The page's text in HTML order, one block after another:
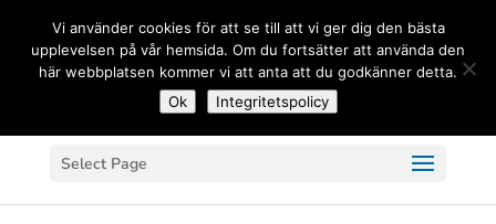
Select Page
Vi använder cookies för att se till att vi ger dig den bästa
upplevelsen på vår hemsida. Om du fortsätter att använda den
här webbplatsen kommer vi att anta att du godkänner detta.
Ok
Integritetspolicy